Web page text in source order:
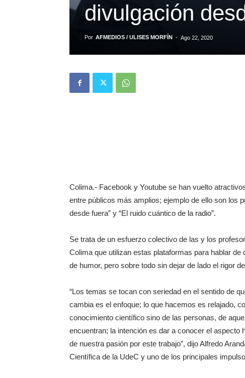
divulgación
Por AFMEDIOS / ULISES MORFÍN - Ago 22, 2020
Colima.- Facebook y Youtube se han vuelto
entre públicos más amplios; ejemplo de ello son los
desde fuera” y “El ruido cuántico de la radio”.
Se trata de un esfuerzo colectivo de las y los
Colima que utilizan estas plataformas para hablar
de humor, pero sobre todo sin dejar de lado el rigor
“Los temas se tocan con seriedad en el sentido de
cambia es el enfoque; lo que hacemos es relajado,
conocimiento científico sino de las personas, de
encuentran; la intención es dar a conocer el
de nuestra pasión por este trabajo”, dijo Alfredo
Científica de la UdeC y uno de los principales